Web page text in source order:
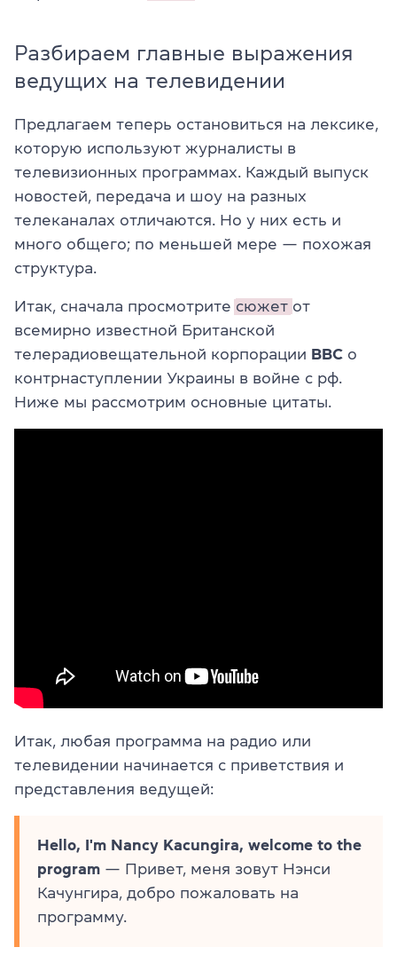
Разбираем главные выражения
ведущих на телевидении
Предлагаем теперь остановиться на лексике,
которую используют журналисты в
телевизионных программах. Каждый выпуск
новостей, передача и шоу на разных
телеканалах отличаются. Но у них есть и
много общего; по меньшей мере — похожая
структура.
Итак, сначала просмотрите сюжет от
всемирно известной Британской
телерадиовещательной корпорации BBC о
контрнаступлении Украины в войне с рф.
Ниже мы рассмотрим основные цитаты.
Итак, любая программа на радио или
телевидении начинается с приветствия и
представления ведущей:
Hello, I'm Nancy Kacungira, welcome to the
program — Привет, меня зовут Нэнси
Качунгира, добро пожаловать на
программу.